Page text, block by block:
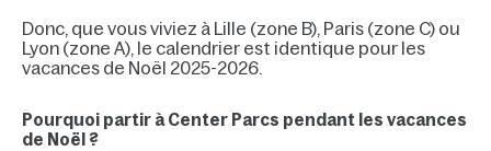
Donc, que vous viviez à Lille (zone B), Paris (zone C) ou
Lyon (zone A), le calendrier est identique pour les
vacances de Noël 2025-2026.
Pourquoi partir à Center Parcs pendant les vacances
de Noël ?